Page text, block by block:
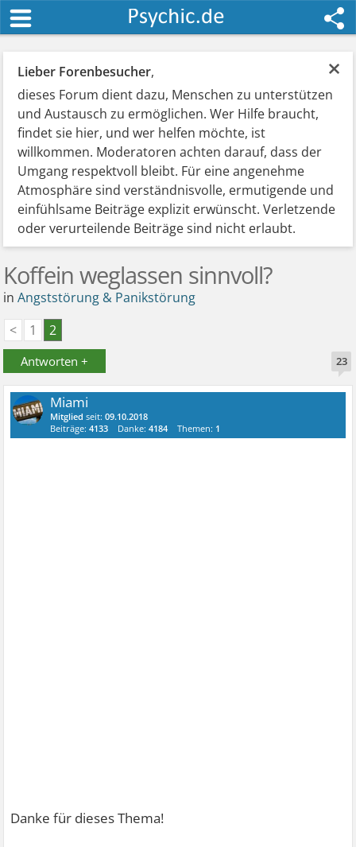
×
Lieber Forenbesucher,
dieses Forum dient dazu, Menschen zu unterstützen
und Austausch zu ermöglichen. Wer Hilfe braucht,
findet sie hier, und wer helfen möchte, ist
willkommen. Moderatoren achten darauf, dass der
Umgang respektvoll bleibt. Für eine angenehme
Atmosphäre sind verständnisvolle, ermutigende und
einfühlsame Beiträge explizit erwünscht. Verletzende
oder verurteilende Beiträge sind nicht erlaubt.
Koffein weglassen sinnvoll?
inAngststörung & Panikstörung
<
1 2
Antworten + 23
Miami
Mitglied seit:09.10.2018
Beiträge:4133 Danke:4184 Themen: 1
Danke für dieses Thema!